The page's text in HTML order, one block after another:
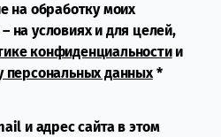
на обработку моих
на условиях и для целей,
конфиденциальностии
персональных данных*
и адрес сайта в этом